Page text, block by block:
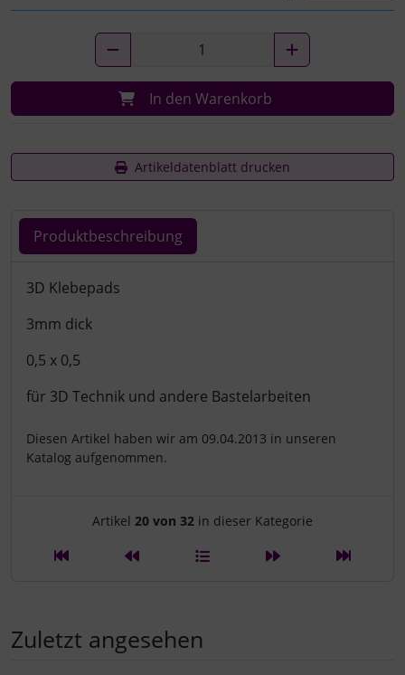
In den Warenkorb
Artikeldatenblatt drucken
Produktbeschreibung
Produktbeschreibung
3D Klebepads
3mm dick
0,5 x 0,5
für 3D Technik und andere Bastelarbeiten
Diesen Artikel haben wir am 09.04.2013 in unseren
Katalog aufgenommen.
Artikelnavigation innerhalb
Artikel 20 von 32 in dieser Kategorie
Zuletzt angesehen